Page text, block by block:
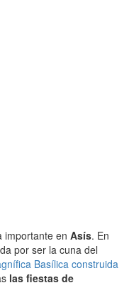
importante en Asís. En
por ser la cuna del
Basílica construida
las fiestas de